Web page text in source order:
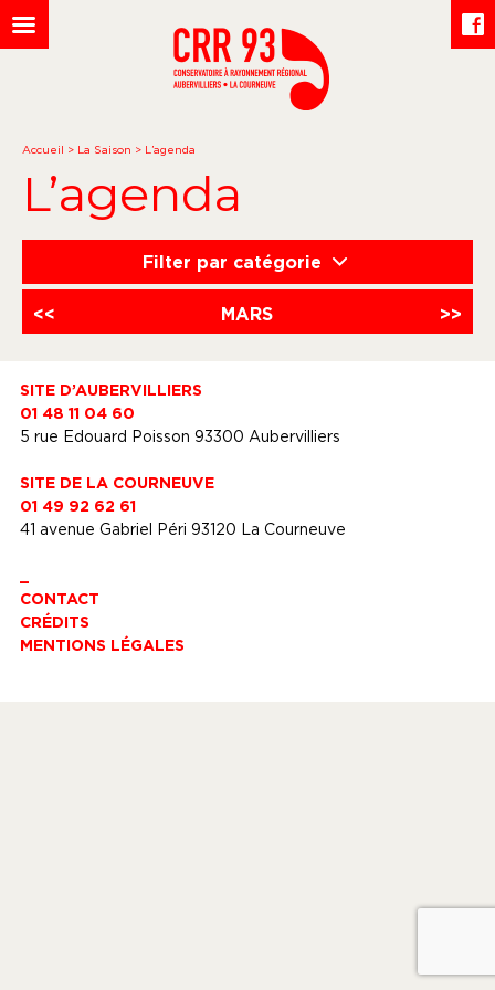
Accueil > La Saison > L’agenda
L’agenda
Filter par catégorie
<< MARS >>
SITE D’AUBERVILLIERS
01 48 11 04 60
5 rue Edouard Poisson 93300 Aubervilliers
SITE DE LA COURNEUVE
01 49 92 62 61
41 avenue Gabriel Péri 93120 La Courneuve
CONTACT
CRÉDITS
MENTIONS LÉGALES